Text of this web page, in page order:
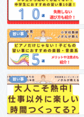
習い事
習い事